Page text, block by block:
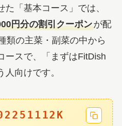
「基本コース」では、
円分の割引クーポンが配
類の主菜・副菜の中から
ースで、「まずはFitDish
向けです。